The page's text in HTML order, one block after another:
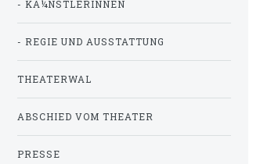
- KÃ¼NSTLERINNEN
- REGIE UND AUSSTATTUNG
THEATERWAL
ABSCHIED VOM THEATER
PRESSE